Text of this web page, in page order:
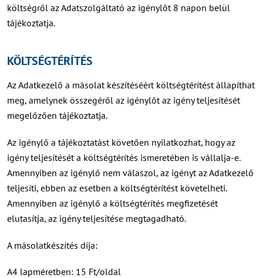
költségről az Adatszolgáltató az igénylőt 8 napon belül
tájékoztatja.
KÖLTSÉGTÉRÍTÉS
Az Adatkezelő a másolat készítéséért költségtérítést állapíthat
meg, amelynek összegéről az igénylőt az igény teljesítését
megelőzően tájékoztatja.
Az igénylő a tájékoztatást követően nyilatkozhat, hogy az
igény teljesítését a költségtérítés ismeretében is vállalja-e.
Amennyiben az igénylő nem válaszol, az igényt az Adatkezelő
teljesíti, ebben az esetben a költségtérítést követelheti.
Amennyiben az igénylő a költségtérítés megfizetését
elutasítja, az igény teljesítése megtagadható.
A másolatkészítés díja:
A4 lapméretben: 15 Ft/oldal